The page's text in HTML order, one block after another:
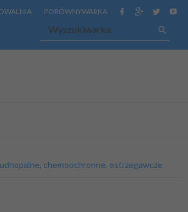
PORÓWNYWARKA
chemoochronne, ostrzegawcze